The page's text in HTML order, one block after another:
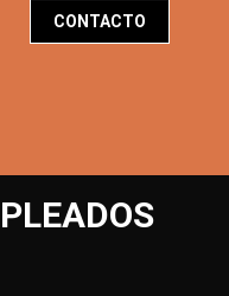
CONTACTO